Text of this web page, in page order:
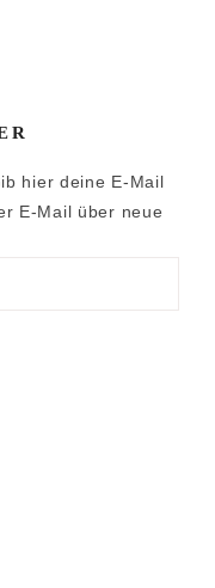
hier deine E-Mail
E-Mail über neue